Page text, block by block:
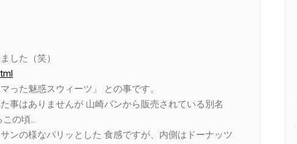
した（笑）
った魅惑スウィーツ」 との事です。
事はありませんが 山崎パンから販売されている別名
この頃…
ンの様なパリッとした 食感ですが、内側はドーナッツ